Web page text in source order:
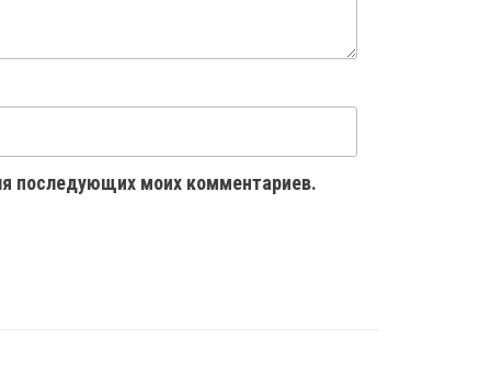
последующих моих комментариев.